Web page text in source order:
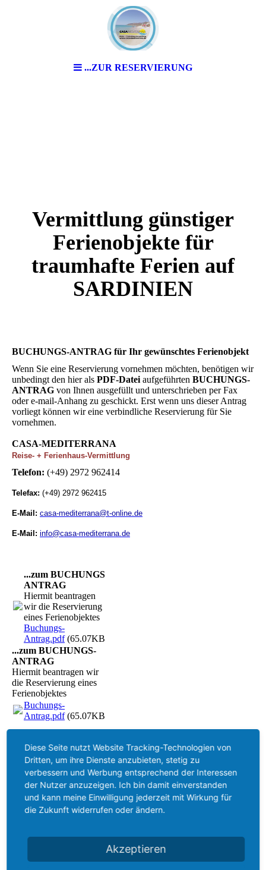
...ZUR RESERVIERUNG
Vermittlung günstiger
Ferienobjekte für
traumhafte Ferien auf
SARDINIEN
BUCHUNGS-ANTRAG für Ihr gewünschtes Ferienobjekt
Wenn Sie eine Reservierung vornehmen möchten, benötigen wir
unbedingt den hier als PDF-Datei aufgeführten BUCHUNGS-
ANTRAG von Ihnen ausgefüllt und unterschrieben per Fax
oder e-mail-Anhang zu geschickt. Erst wenn uns dieser Antrag
vorliegt können wir eine verbindliche Reservierung für Sie
vornehmen.
CASA-MEDITERRANA
Reise- + Ferienhaus-Vermittlung
Telefon: (+49) 2972 962414
Telefax: (+49) 2972 962415
E-Mail: casa-mediterrana@t-online.de
E-Mail: info@casa-mediterrana.de
...zum BUCHUNGS-
ANTRAG
Hiermit beantragen
wir die Reservierung
eines Ferienobjektes
Buchungs-
Antrag.pdf(65.07KB)
...zum BUCHUNGS-
ANTRAG
Hiermit beantragen wir
die Reservierung eines
Ferienobjektes
Buchungs-
Antrag.pdf(65.07KB)
Buchen Sie hier direkt online über MOBYLines
TIRRENIAIhre Fähre nachSARDINIEN und profitieren Sie
von den verschiedenen Fähr-Strecken und günstigen Tarifen
Diese Seite nutzt Website Tracking-Technologien von
Dritten, um ihre Dienste anzubieten, stetig zu
verbessern und Werbung entsprechend der Interessen
der Nutzer anzuzeigen. Ich bin damit einverstanden
und kann meine Einwilligung jederzeit mit Wirkung für
die Zukunft widerrufen oder ändern.
Akzeptieren